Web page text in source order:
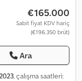
€165.000
Sabit fiyat KDV hariç
(€196.350 brüt)
Ara
, çalışma saatleri: